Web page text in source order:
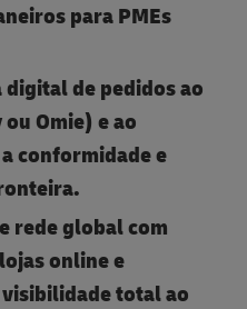
para PMEs
de pedidos ao
Omie) e ao
conformidade e
rede global com
online e
total ao